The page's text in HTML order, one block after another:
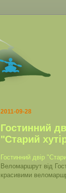
2011-09-28
Гостинний
"Старий
Гостинний двір
Веломаршрут від
красивими